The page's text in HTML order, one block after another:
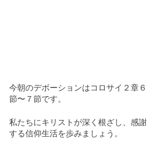
今朝のデボーションはコロサイ２章６
節〜７節です。
私たちにキリストが深く根ざし、感謝
する信仰生活を歩みましょう。